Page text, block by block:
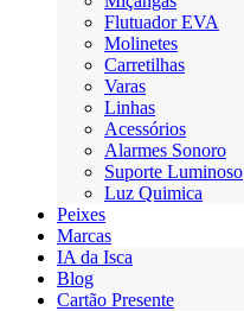
Flutuador EVA
Molinetes
Carretilhas
Varas
Linhas
Acessórios
Alarmes Sonoro
Suporte Luminoso
Luz Quimica
Peixes
Marcas
IA da Isca
Blog
Cartão Presente